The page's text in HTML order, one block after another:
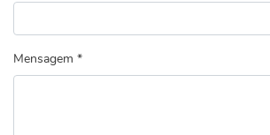
Mensagem *